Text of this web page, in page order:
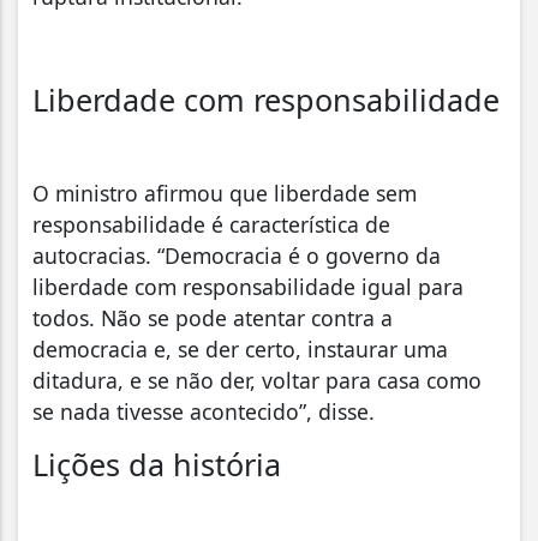
Liberdade com responsabilidade
O ministro afirmou que liberdade sem
responsabilidade é característica de
autocracias. “Democracia é o governo da
liberdade com responsabilidade igual para
todos. Não se pode atentar contra a
democracia e, se der certo, instaurar uma
ditadura, e se não der, voltar para casa como
se nada tivesse acontecido”, disse.
Lições da história